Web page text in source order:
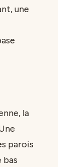
une
la
parois
bas